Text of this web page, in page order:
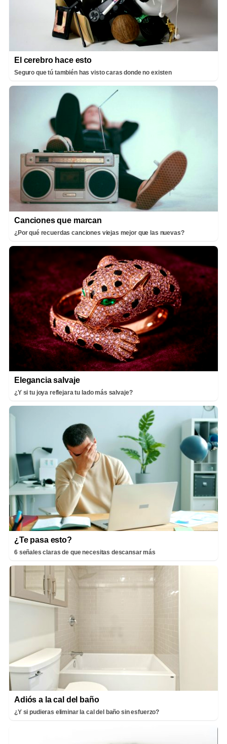
El cerebro hace esto
Seguro que tú también has visto caras donde no existen
Canciones que marcan
¿Por qué recuerdas canciones viejas mejor que las nuevas?
Elegancia salvaje
¿Y si tu joya reflejara tu lado más salvaje?
¿Te pasa esto?
6 señales claras de que necesitas descansar más
Adiós a la cal del baño
¿Y si pudieras eliminar la cal del baño sin esfuerzo?